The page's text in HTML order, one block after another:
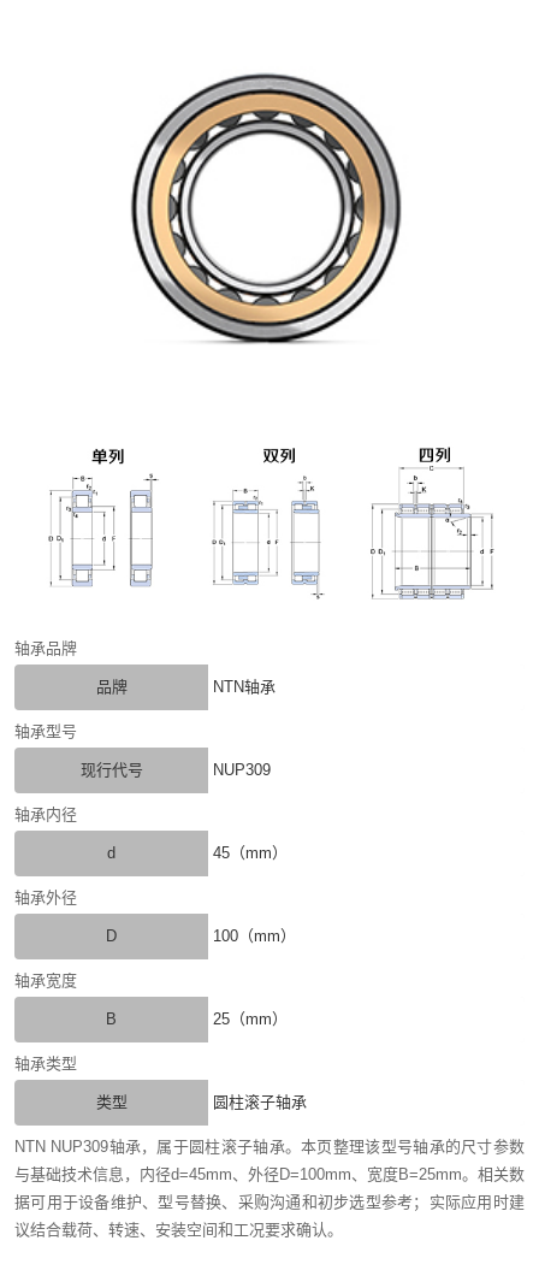
轴承品牌
品牌 NTN轴承
轴承型号
现行代号 NUP309
轴承内径
d 45（mm）
轴承外径
D 100（mm）
轴承宽度
B 25（mm）
轴承类型
类型 圆柱滚子轴承
NTN NUP309轴承，属于圆柱滚子轴承。本页整理该型号轴承的尺寸参数
与基础技术信息，内径d=45mm、外径D=100mm、宽度B=25mm。相关数
据可用于设备维护、型号替换、采购沟通和初步选型参考；实际应用时建
议结合载荷、转速、安装空间和工况要求确认。